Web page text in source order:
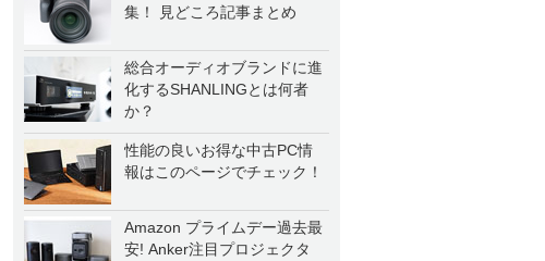
集！ 見どころ記事まとめ
総合オーディオブランドに進
化するSHANLINGとは何者
か？
性能の良いお得な中古PC情
報はこのページでチェック！
Amazon プライムデー過去最
安! Anker注目プロジェクタ